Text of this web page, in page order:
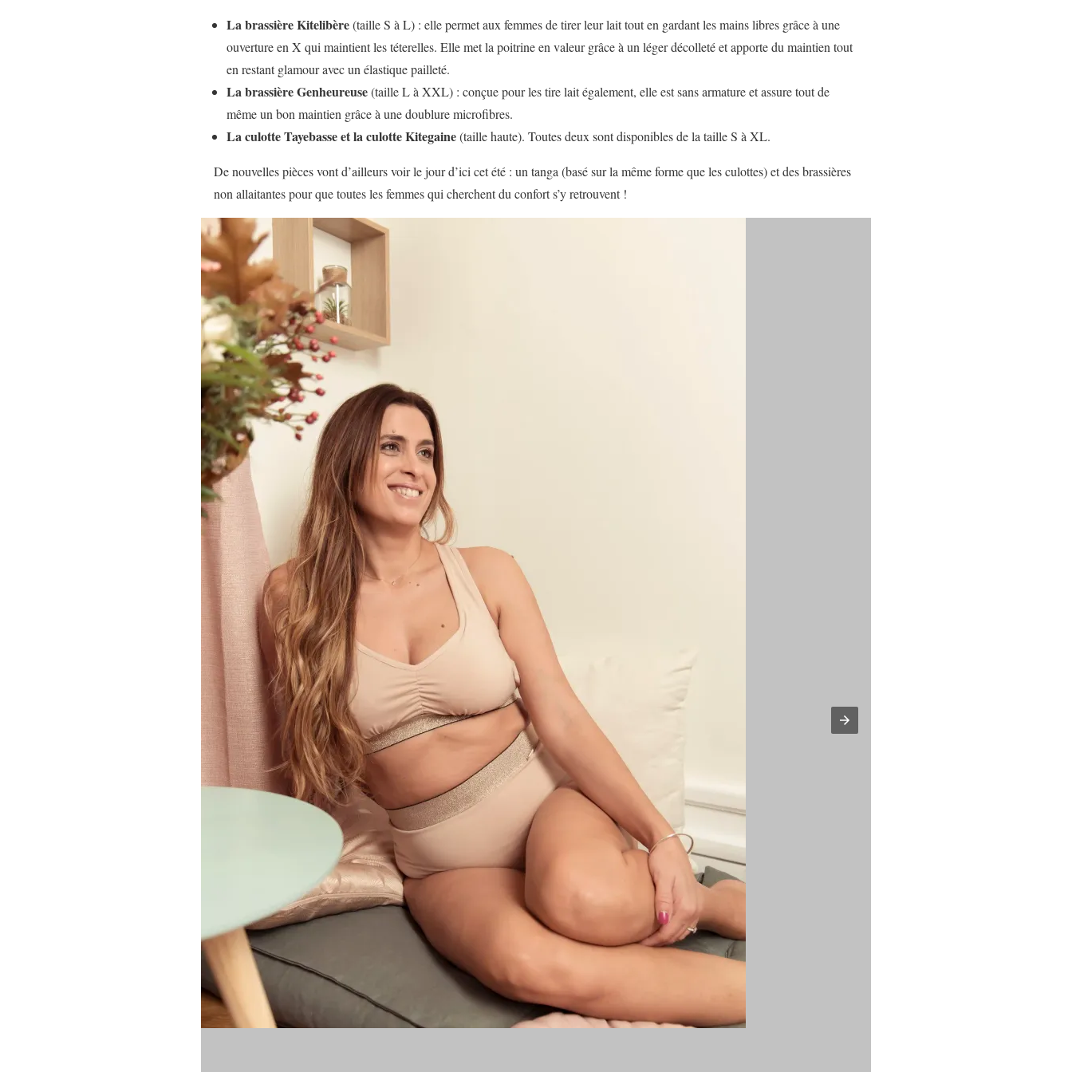
La brassière Kitelibère(taille S à L) : elle permet aux femmes de tirer leur lait tout en gardant les mains libres grâce à une
ouverture en X qui maintient les téterelles. Elle met la poitrine en valeur grâce à un léger décolleté et apporte du maintien tout
en restant glamour avec un élastique pailleté.
La brassière Genheureuse(taille L à XXL) : conçue pour les tire lait également, elle est sans armature et assure tout de
même un bon maintien grâce à une doublure microfibres.
La culotte Tayebasse et la culotte Kitegaine(taille haute). Toutes deux sont disponibles de la taille S à XL.
De nouvelles pièces vont d’ailleurs voir le jour d’ici cet été : un tanga (basé sur la même forme que les culottes) et des brassières
non allaitantes pour que toutes les femmes qui cherchent du confort s’y retrouvent !